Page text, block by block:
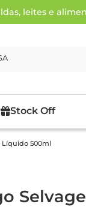
leites e
Stock Off
Líquido 500ml